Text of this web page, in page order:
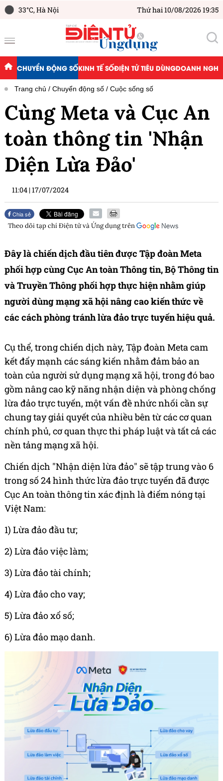
33°C,Hà Nội Thứ hai 10/08/2026 19:35
CHUYỂN ĐỘNG SỐKINH TẾ SỐĐIỆN TỬ TIÊU DÙNGDOANH
Trang chủ Chuyển động số Cuộc sống số
Cùng Meta và Cục An
toàn thông tin 'Nhận
Diện Lừa Đảo'
11:04 |17/07/2024
Chia sẻ
Theo dõi tạp chíĐiện tử và Ứng dụngtrên
Đây là chiến dịch đầu tiên được Tập đoàn Meta
phối hợp cùng Cục An toàn Thông tin, Bộ Thông tin
và Truyền Thông phối hợp thực hiện nhằm giúp
người dùng mạng xã hội nâng cao kiến thức về
các cách phòng tránh lừa đảo trực tuyến hiệu quả.
Cụ thể, trong chiến dịch này, Tập đoàn Meta cam
kết đẩy mạnh các sáng kiến nhằm đảm bảo an
toàn của người sử dụng mạng xã hội, trong đó bao
gồm nâng cao kỹ năng nhận diện và phòng chống
lừa đảo trực tuyến, một vấn đề nhức nhối cần sự
chung tay giải quyết của nhiều bên từ các cơ quan
chính phủ, cơ quan thực thi pháp luật và tất cả các
nền tảng mạng xã hội.
Chiến dịch "Nhận diện lừa đảo" sẽ tập trung vào 6
trong số 24 hình thức lừa đảo trực tuyến đã được
Cục An toàn thông tin xác định là điểm nóng tại
Việt Nam:
1) Lừa đảo đầu tư;
2) Lừa đảo việc làm;
3) Lừa đảo tài chính;
4) Lừa đảo cho vay;
5) Lừa đảo xổ số;
6) Lừa đảo mạo danh.